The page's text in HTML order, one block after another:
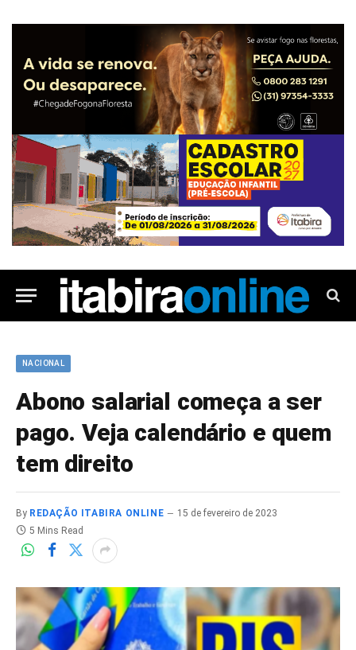
NACIONAL
Abono salarial começa a ser
pago. Veja calendário e quem
tem direito
By REDAÇÃO ITABIRA ONLINE
15 de fevereiro de 2023
5 Mins Read